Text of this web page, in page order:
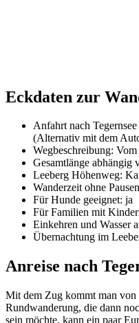
Eckdaten zur
Anfahrt nach
(Alternativ mit dem
Wegbeschreibung:
Gesamtlänge abhängig
Leeberg Höhenweg:
Wanderzeit ohne
Für Hunde geeignet: ja
Für Familien mit
Einkehren und Wasser
Übernachtung im
Anreise nach
Mit dem Zug kommt man von
Rundwanderung, die dann
sein möchte, kann ein paar